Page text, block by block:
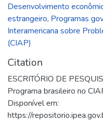
Desenvolvimento
estrangeiro, Programas
Interamericana sobre
(CIAP)
Citation
ESCRITÓRIO DE
Programa brasileiro no
Disponível em:
https://